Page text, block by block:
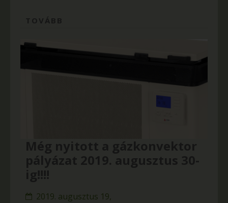
2019. augusztus 19,